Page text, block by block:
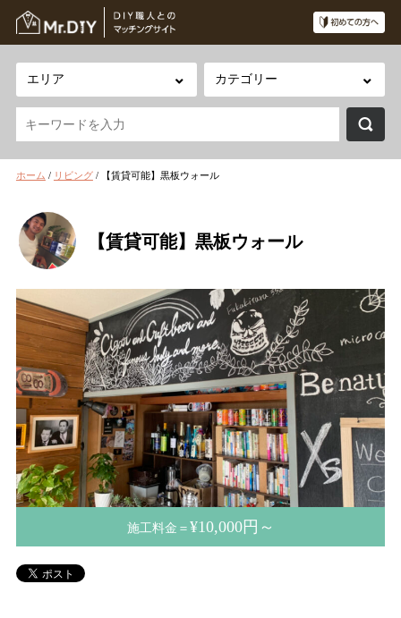
ホーム / リビング/ 【賃貸可能】黒板ウォール
【賃貸可能】黒板ウォール
施工料金＝¥10,000円～